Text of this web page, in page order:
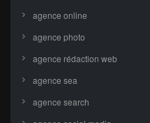
agence online
agence photo
agence rédaction web
agence sea
agence search